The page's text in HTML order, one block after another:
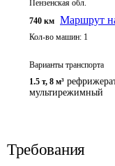
Пензенская обл.
740 км Маршрут
Кол-во машин: 1
Варианты транспорта
1.5 т, 8 м³
мультирежимный
Требования